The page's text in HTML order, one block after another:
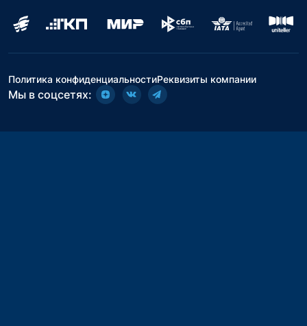
Политика конфиденциальностиРеквизиты компании
Мы в соцсетях: